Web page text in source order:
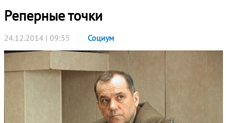
Реперные точки
24.12.2014 | 09:55 Социум